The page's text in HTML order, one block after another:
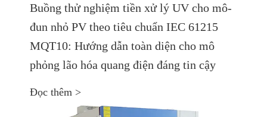
Buồng thử nghiệm tiền xử lý UV cho mô-
đun nhỏ PV theo tiêu chuẩn IEC 61215
MQT10: Hướng dẫn toàn diện cho mô
phỏng lão hóa quang điện đáng tin cậy
Đọc thêm >